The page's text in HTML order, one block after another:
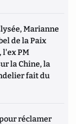
Marianne
de la Paix
l'ex PM
la Chine, la
fait du
réclamer